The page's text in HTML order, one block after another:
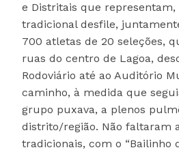
e Distritais que
tradicional desfile,
700 atletas de 20 seleções,
ruas do centro de Lagoa,
Rodoviário até ao Auditório
caminho, à medida que
grupo puxava, a plenos
distrito/região. Não faltaram
tradicionais, com o “Bailinho